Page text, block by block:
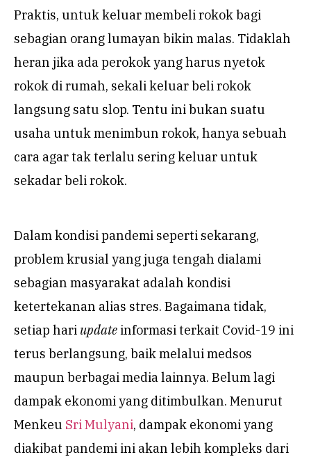
Praktis, untuk keluar membeli rokok bagi
sebagian orang lumayan bikin malas. Tidaklah
heran jika ada perokok yang harus nyetok
rokok di rumah, sekali keluar beli rokok
langsung satu slop. Tentu ini bukan suatu
usaha untuk menimbun rokok, hanya sebuah
cara agar tak terlalu sering keluar untuk
sekadar beli rokok.
Dalam kondisi pandemi seperti sekarang,
problem krusial yang juga tengah dialami
sebagian masyarakat adalah kondisi
ketertekanan alias stres. Bagaimana tidak,
setiap hari updateinformasi terkait Covid-19 ini
terus berlangsung, baik melalui medsos
maupun berbagai media lainnya. Belum lagi
dampak ekonomi yang ditimbulkan. Menurut
Menkeu Sri Mulyani, dampak ekonomi yang
diakibat pandemi ini akan lebih kompleks dari